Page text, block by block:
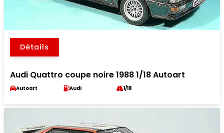
Détails
Audi Quattro coupe noire 1988 1/18 Autoart
Autoart Audi 1/18